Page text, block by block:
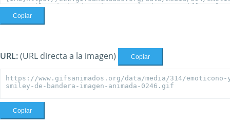
Copiar
URL:(URL directa a la imagen) Copiar
Copiar